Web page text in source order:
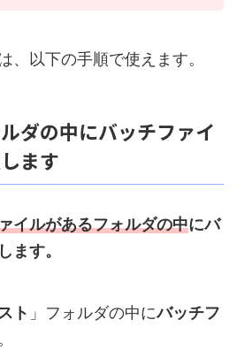
、以下の手順で使えます。
ダの中にバッチファイ
ます
イルがあるフォルダの中にバ
ます。
ト 」フォルダの中にバッチフ